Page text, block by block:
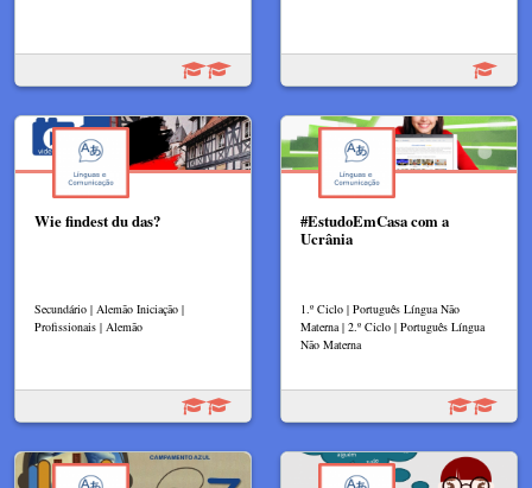
Wie findest du das?
Secundário | Alemão Iniciação |
Profissionais | Alemão
#EstudoEmCasa com a
Ucrânia
1.º Ciclo | Português Língua Não
Materna | 2.º Ciclo | Português Língua
Não Materna